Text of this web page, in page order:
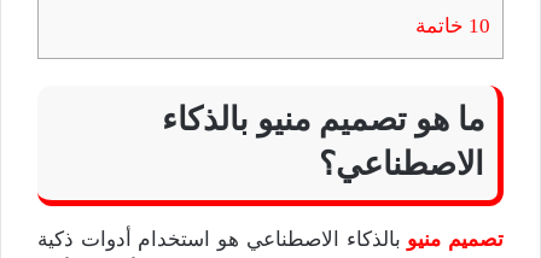
10 خاتمة
ما هو تصميم منيو بالذكاء
الاصطناعي؟
تصميم منيو بالذكاء الاصطناعي هو استخدام أدوات ذكية